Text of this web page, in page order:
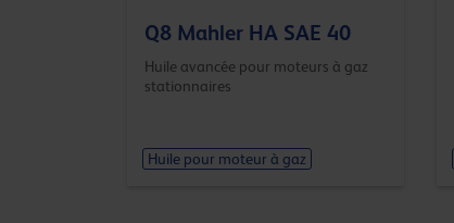
Q8 Mahler HA SAE 40
Huile avancée pour moteurs à gaz
stationnaires
Huile pour moteur à gaz